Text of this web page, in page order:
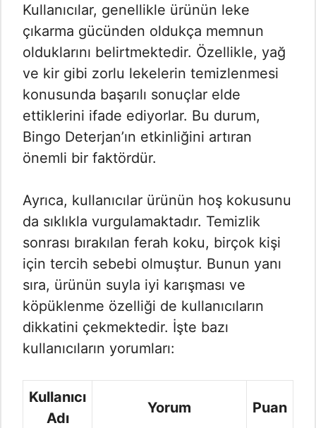
Kullanıcılar, genellikle ürünün leke
çıkarma gücünden oldukça memnun
olduklarını belirtmektedir. Özellikle, yağ
ve kir gibi zorlu lekelerin temizlenmesi
konusunda başarılı sonuçlar elde
ettiklerini ifade ediyorlar. Bu durum,
Bingo Deterjan’ın etkinliğini artıran
önemli bir faktördür.
Ayrıca, kullanıcılar ürünün hoş kokusunu
da sıklıkla vurgulamaktadır. Temizlik
sonrası bırakılan ferah koku, birçok kişi
için tercih sebebi olmuştur. Bunun yanı
sıra, ürünün suyla iyi karışması ve
köpüklenme özelliği de kullanıcıların
dikkatini çekmektedir. İşte bazı
kullanıcıların yorumları:
Kullanıcı
Adı
Yorum Puan